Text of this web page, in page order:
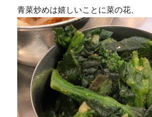
青菜炒めは嬉しいことに菜の花、